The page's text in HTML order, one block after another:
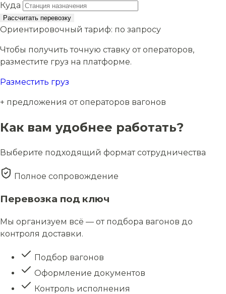
Куда
Рассчитать перевозку
Ориентировочный тариф: по запросу
Чтобы получить точную ставку от операторов,
разместите груз на платформе.
Разместить груз
+ предложения от операторов вагонов
Как вам удобнее работать?
Выберите подходящий формат сотрудничества
Полное сопровождение
Перевозка под ключ
Мы организуем всё — от подбора вагонов до
контроля доставки.
Подбор вагонов
Оформление документов
Контроль исполнения